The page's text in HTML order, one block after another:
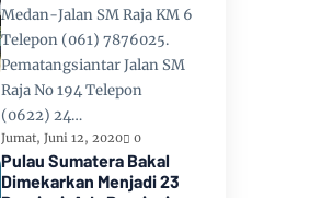
Medan-Jalan SM Raja KM 6
Telepon (061) 7876025.
Pematangsiantar Jalan SM
Raja No 194 Telepon
(0622) 24…
Jumat, Juni 12, 2020 0
Pulau Sumatera Bakal
Dimekarkan Menjadi 23